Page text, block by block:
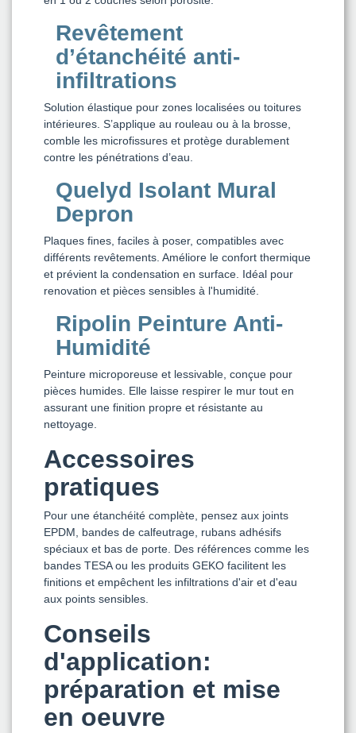
Revêtement
d’étanchéité anti-
infiltrations
Solution élastique pour zones localisées ou toitures
intérieures. S’applique au rouleau ou à la brosse,
comble les microfissures et protège durablement
contre les pénétrations d’eau.
Quelyd Isolant Mural
Depron
Plaques fines, faciles à poser, compatibles avec
différents revêtements. Améliore le confort thermique
et prévient la condensation en surface. Idéal pour
renovation et pièces sensibles à l'humidité.
Ripolin Peinture Anti-
Humidité
Peinture microporeuse et lessivable, conçue pour
pièces humides. Elle laisse respirer le mur tout en
assurant une finition propre et résistante au
nettoyage.
Accessoires
pratiques
Pour une étanchéité complète, pensez aux joints
EPDM, bandes de calfeutrage, rubans adhésifs
spéciaux et bas de porte. Des références comme les
bandes TESA ou les produits GEKO facilitent les
finitions et empêchent les infiltrations d'air et d'eau
aux points sensibles.
Conseils
d'application:
préparation et mise
en oeuvre